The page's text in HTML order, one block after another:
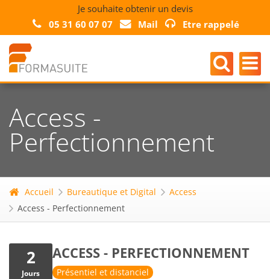
Je souhaite obtenir un devis
05 31 60 07 07
Mail Etre rappelé
Access -
Perfectionnement
Accueil Bureautique et Digital
Access
Access - Perfectionnement
2
Jours
ACCESS - PERFECTIONNEMENT
Présentiel et distanciel